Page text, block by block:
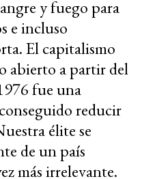
y fuego para
e incluso
El capitalismo
abierto a partir del
fue una
reducir
élite se
de un país
más irrelevante.